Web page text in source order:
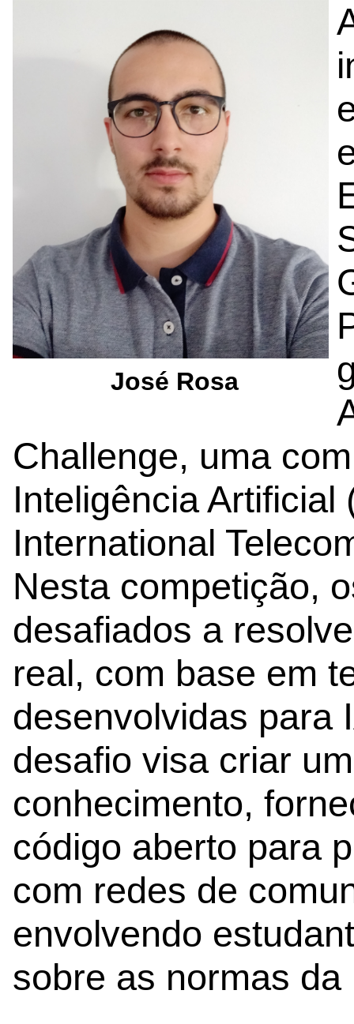
José Rosa
Challenge, uma
Inteligência
International
Nesta competição,
desafiados a
real, com base em
desenvolvidas para
desafio visa criar
conhecimento,
código aberto para
com redes de
envolvendo
sobre as normas da